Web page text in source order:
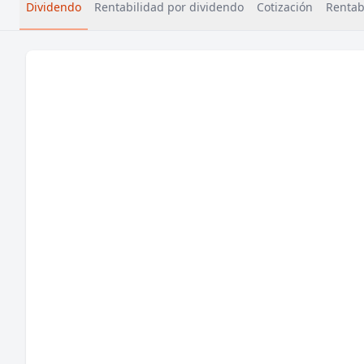
Dividendo Rentabilidad por dividendo Cotización